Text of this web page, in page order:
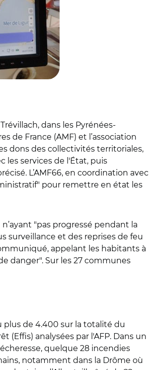
dans les Pyrénées-
de France (AMF) et l’association
dons des collectivités territoriales,
les services de l'État, puis
L’AMF66, en coordination avec
pour remettre en état les
"pas progressé pendant la
surveillance et des reprises de feu
appelant les habitants à
danger". Sur les 27 communes
plus de 4.400 sur la totalité du
analysées par l'AFP. Dans un
quelque 28 incendies
notamment dans la Drôme où